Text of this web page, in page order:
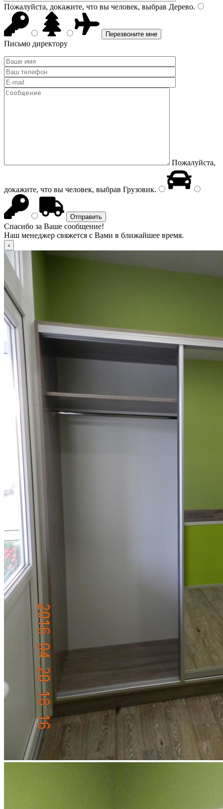
Пожалуйста, докажите, что вы человек, выбрав Дерево.
Письмо директору
Пожалуйста,
докажите, что вы человек, выбрав Грузовик.
Спасибо за Ваше сообщение!
Наш менеджер свяжется с Вами в ближайшее время.